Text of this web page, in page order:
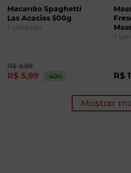
Macarrão Spaghetti
Las Acacias 500g
1 Unidade
R$ 9,89
R$ 5,99 -40%
1
R$
Mostrar